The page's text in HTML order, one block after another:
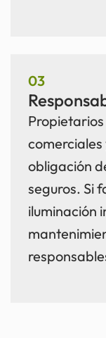
03
comerciales
obligación
seguros. Si
iluminación